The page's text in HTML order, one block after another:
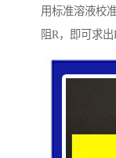
用标准溶液校
阻R，即可求出